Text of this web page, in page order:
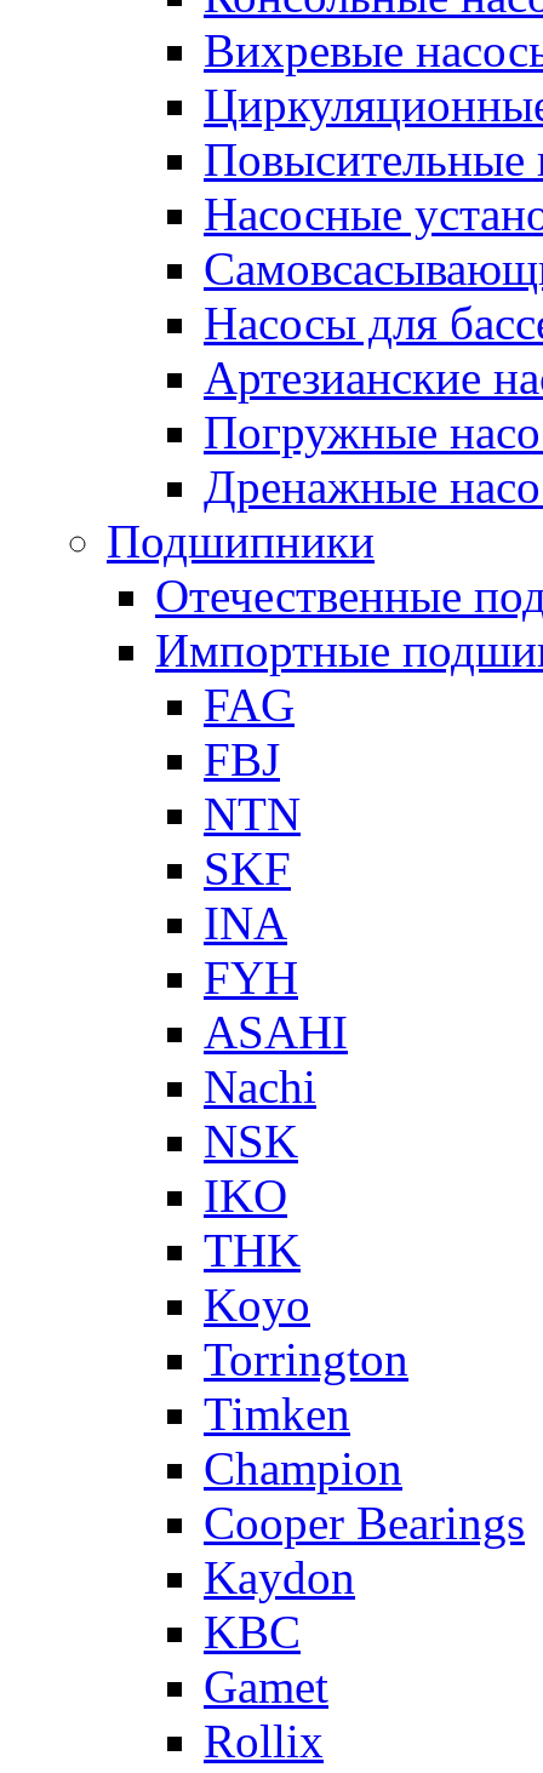
Вихревые
Повысительные
Насосные
Насосы для
Артезианские
Погружные
Дренажные
Подшипники
Отечественные
Импортные
FAG
FBJ
NTN
SKF
INA
FYH
ASAHI
Nachi
NSK
IKO
THK
Koyo
Torrington
Timken
Champion
Cooper Bearings
Kaydon
KBC
Gamet
Rollix